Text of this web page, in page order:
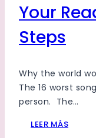
Your
Steps
Why the world
The 16 worst
person. The…
LEER MÁS